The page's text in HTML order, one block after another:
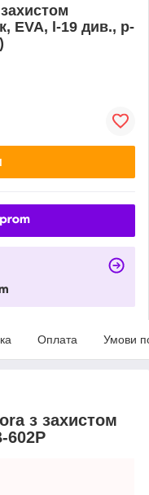
EVA, l-19 див., р-
Оплата Умови
з захистом
602P